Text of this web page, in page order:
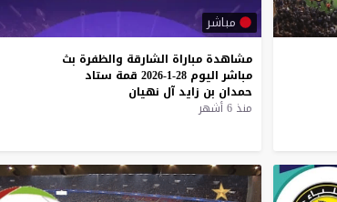
مباشر
مشاهدة مباراة الشارقة والظفرة بث
مباشر اليوم 28-1-2026 قمة ستاد
حمدان بن زايد آل نهيان
منذ 6 أشهر